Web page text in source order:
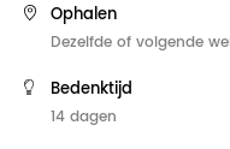
Ophalen
Dezelfde of volgende
Bedenktijd
14 dagen